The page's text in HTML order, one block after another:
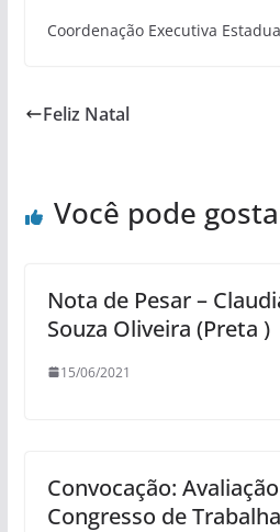
Coordenação Executiva
Feliz Natal
Você pode
Nota de Pesar –
Souza Oliveira (Preta )
15/06/2021
Convocação:
Congresso de